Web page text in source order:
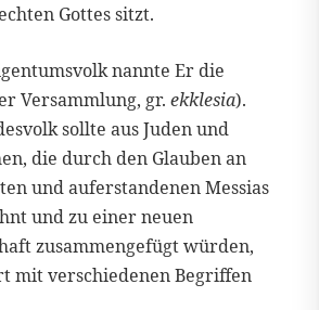
Gottes sitzt.
nannte Er die
Versammlung, gr. ekklesia).
sollte aus Juden und
die durch den Glauben an
und auferstandenen Messias
und zu einer neuen
zusammengefügt würden,
mit verschiedenen Begriffen